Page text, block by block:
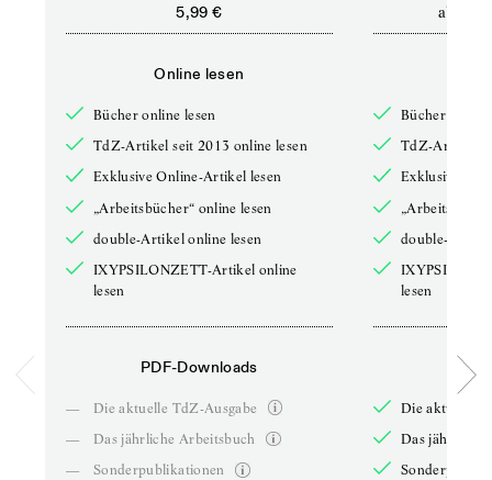
5,99 €
Online lesen
Bücher online lesen
TdZ-Artikel seit 2013 online lesen
Exklusive Online-Artikel lesen
„Arbeitsbücher“ online lesen
double-Artikel online lesen
IXYPSILONZETT-Artikel online
lesen
PDF-Downloads
—
Die aktuelle TdZ-Ausgabe
—
Das jährliche Arbeitsbuch
—
Sonderpublikationen
ab
Bücher online
TdZ-Artikel
Exklusive
double-
lesen
Die aktuelle
Das jährliche